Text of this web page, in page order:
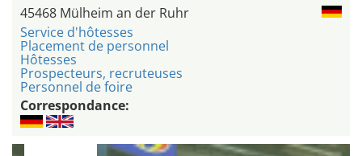
45468 Mülheim an der Ruhr
Service d'hôtesses
Placement de personnel
Hôtesses
Prospecteurs, recruteuses
Personnel de foire
Correspondance: